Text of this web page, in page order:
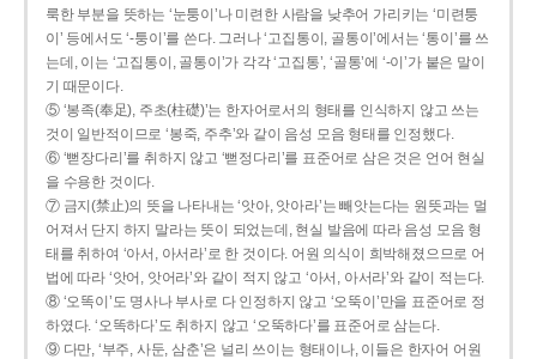
룩한 부분을 뜻하는 ‘눈퉁이’나 미련한 사람을 낮추어 가리키는 ‘미련퉁
이’ 등에서도 ‘-퉁이’를 쓴다. 그러나 ‘고집통이, 골통이’에서는 ‘통이’를 쓰
는데, 이는 ‘고집통이, 골통이’가 각각 ‘고집통’, ‘골통’에 ‘-이’가 붙은 말이
기 때문이다.
⑤ ‘봉족(奉足), 주초(柱礎)’는 한자어로서의 형태를 인식하지 않고 쓰는
것이 일반적이므로 ‘봉죽, 주추’와 같이 음성 모음 형태를 인정했다.
⑥ ‘뻗장다리’를 취하지 않고 ‘뻗정다리’를 표준어로 삼은 것은 언어 현실
을 수용한 것이다.
⑦ 금지(禁止)의 뜻을 나타내는 ‘앗아, 앗아라’는 빼앗는다는 원뜻과는 멀
어져서 단지 하지 말라는 뜻이 되었는데, 현실 발음에 따라 음성 모음 형
태를 취하여 ‘아서, 아서라’로 한 것이다. 어원 의식이 희박해졌으므로 어
법에 따라 ‘앗어, 앗어라’와 같이 적지 않고 ‘아서, 아서라’와 같이 적는다.
⑧ ‘오똑이’도 명사나 부사로 다 인정하지 않고 ‘오뚝이’만을 표준어로 정
하였다. ‘오똑하다’도 취하지 않고 ‘오뚝하다’를 표준어로 삼는다.
⑨ 다만, ‘부주, 사둔, 삼춘’은 널리 쓰이는 형태이나, 이들은 한자어 어원